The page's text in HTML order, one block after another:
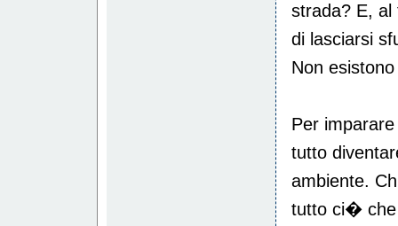
strada? E,
di lasciarsi
Non
Per
tutto
ambiente.
tutto ci� che